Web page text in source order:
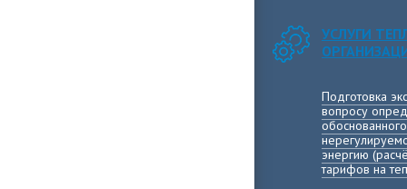
УСЛУГИ
Подготовка
вопросу
энергию
тарифов на